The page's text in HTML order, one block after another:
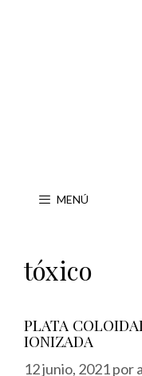
MENÚ
tóxico
PLATA
IONIZADA
12 junio, 2021por